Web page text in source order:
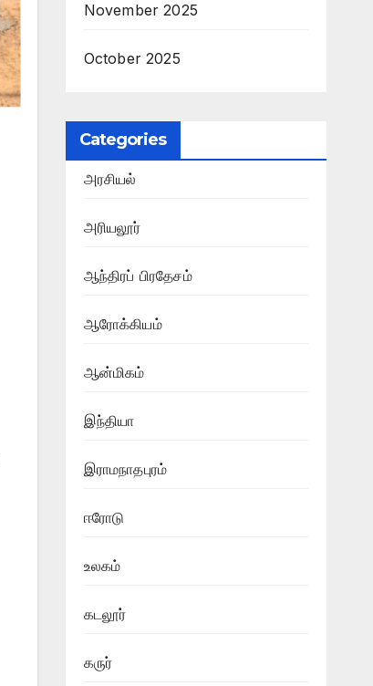
November 2025
October 2025
Categories
அரசியல்
அரியலூர்
ஆந்திரப் பிரதேசம்
ஆரோக்கியம்
ஆன்மிகம்
இந்தியா
இராமநாதபுரம்
ஈரோடு
உலகம்
கடலூர்
கருர்